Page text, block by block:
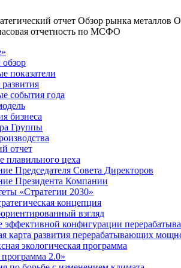
отчет Обзор рынка металлов
отчетность по МСФО
показатели
события года
бизнеса
Группы
отчет
плавильного цеха
Председателя Совета Директоров
Президента Компании
«Стратегии 2030»
концепция
взгляд
эффективной конфигурации
карта развития перерабатывающих
экологическая программа
2.0»